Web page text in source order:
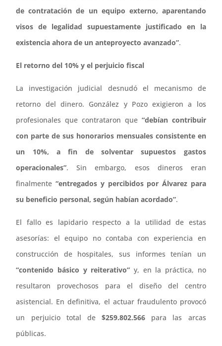
de contratación de un equipo externo, aparentando
visos de legalidad supuestamente justificado en la
existencia ahora de un anteproyecto avanzado”.
El retorno del 10% y el perjuicio fiscal
La investigación judicial desnudó el mecanismo de
retorno del dinero. González y Pozo exigieron a los
profesionales que contrataron que “debían contribuir
con parte de sus honorarios mensuales consistente en
un 10%, a fin de solventar supuestos gastos
operacionales”. Sin embargo, esos dineros eran
finalmente“entregados y percibidos por Álvarez para
su beneficio personal, según habían acordado”.
El fallo es lapidario respecto a la utilidad de estas
asesorías: el equipo no contaba con experiencia en
construcción de hospitales, sus informes tenían un
“contenido básico y reiterativo” y, en la práctica, no
resultaron provechosos para el diseño del centro
asistencial. En definitiva, el actuar fraudulento provocó
un perjuicio total de$259.802.566 para las arcas
públicas.